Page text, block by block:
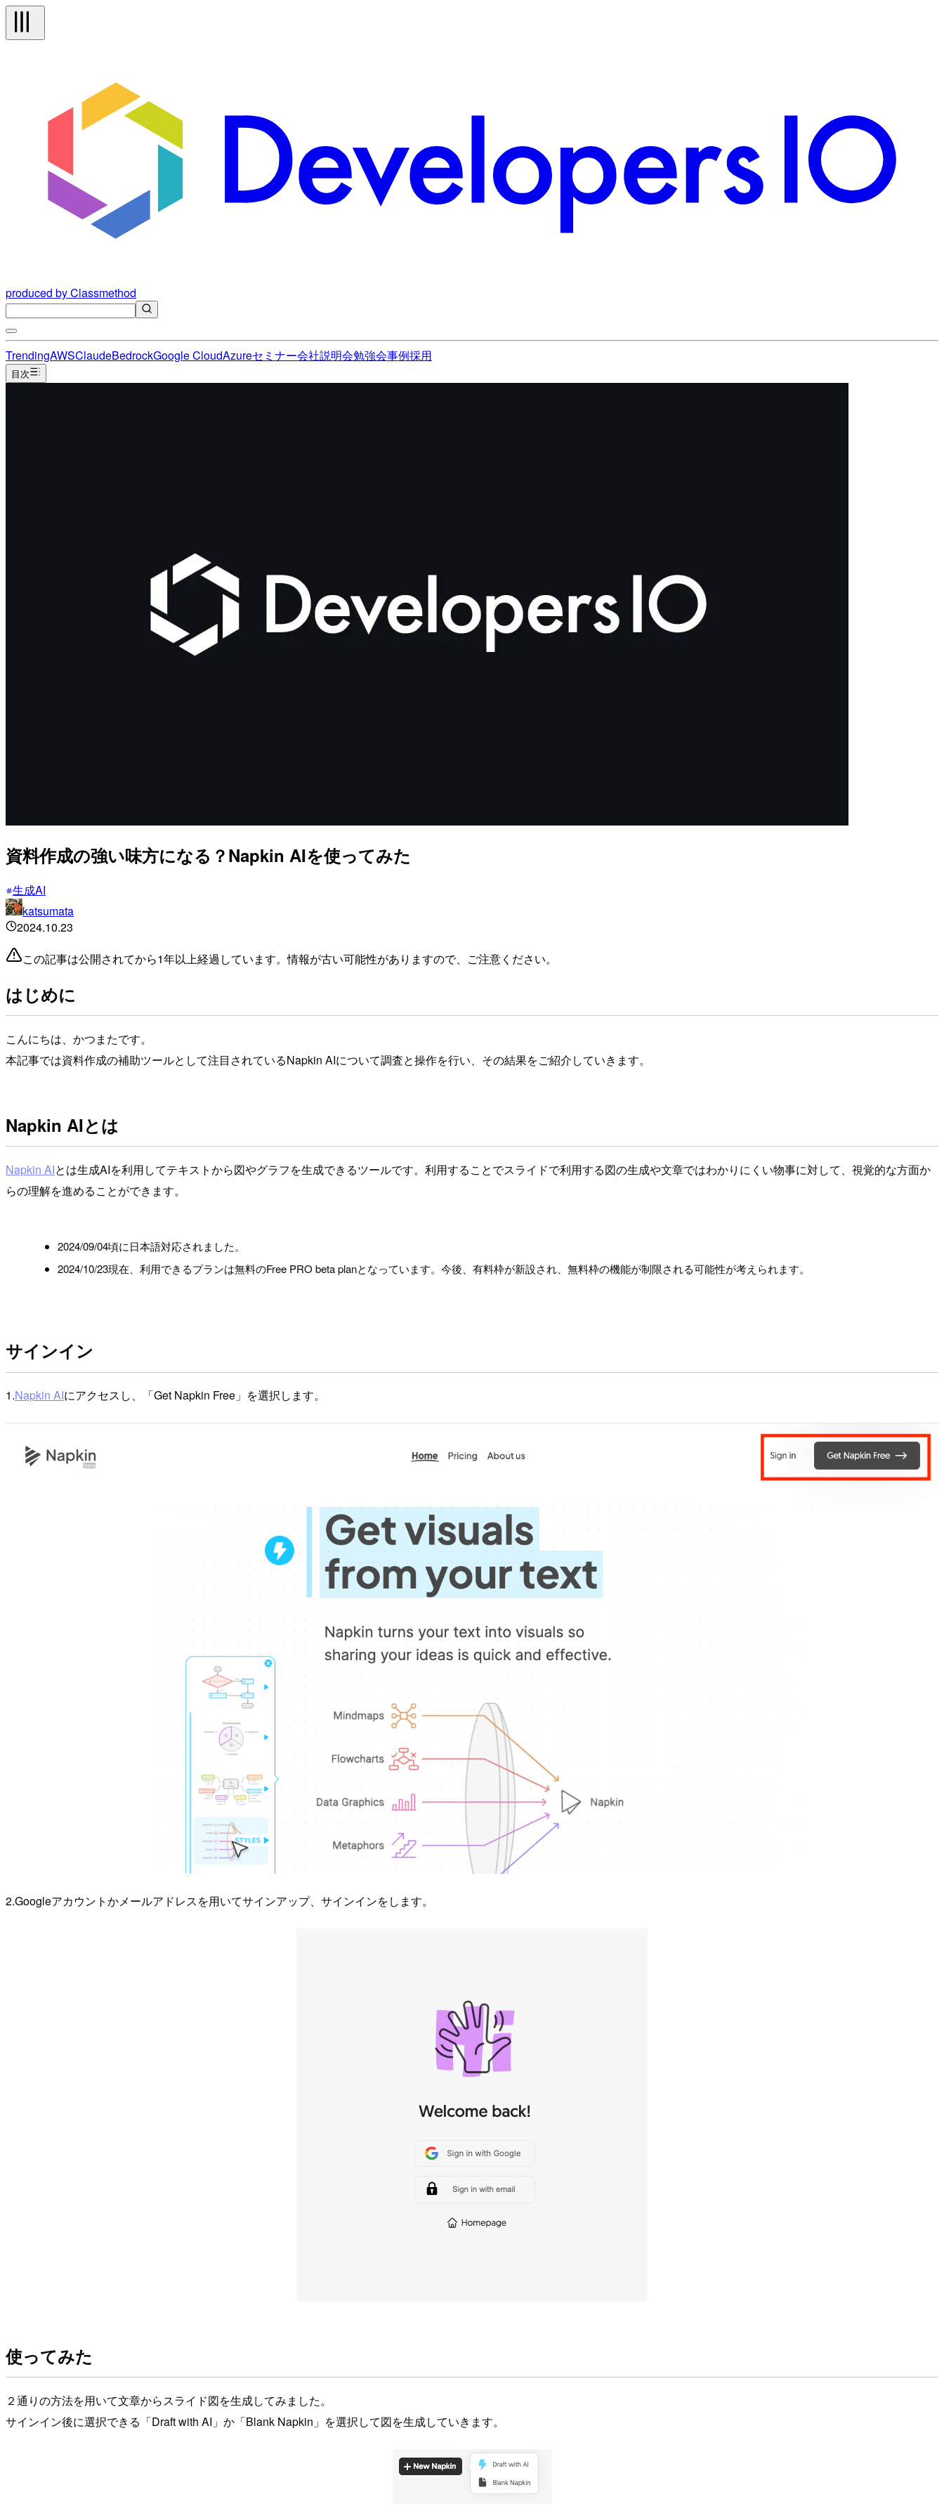
produced by Classmethod
TrendingAWSClaudeBedrockGoogle CloudAzureセミナー会社説明会勉強会事例採用
目次
資料作成の強い味方になる？Napkin AIを使ってみた
生成AI
katsumata
2024.10.23
この記事は公開されてから1年以上経過しています。情報が古い可能性がありますので、ご注意ください。
はじめに
こんにちは、かつまたです。
本記事では資料作成の補助ツールとして注目されているNapkin AIについて調査と操作を行い、その結果をご紹介していきます。
Napkin AIとは
Napkin AIとは生成AIを利用してテキストから図やグラフを生成できるツールです。利用することでスライドで利用する図の生成や文章ではわかりにくい物事に対して、視覚的な方面か
らの理解を進めることができます。
2024/09/04頃に日本語対応されました。
2024/10/23現在、利用できるプランは無料のFree PRO beta planとなっています。今後、有料枠が新設され、無料枠の機能が制限される可能性が考えられます。
サインイン
1.Napkin AIにアクセスし、「Get Napkin Free」を選択します。
2.Googleアカウントかメールアドレスを用いてサインアップ、サインインをします。
使ってみた
２通りの方法を用いて文章からスライド図を生成してみました。
サインイン後に選択できる「Draft with AI」か「Blank Napkin」を選択して図を生成していきます。